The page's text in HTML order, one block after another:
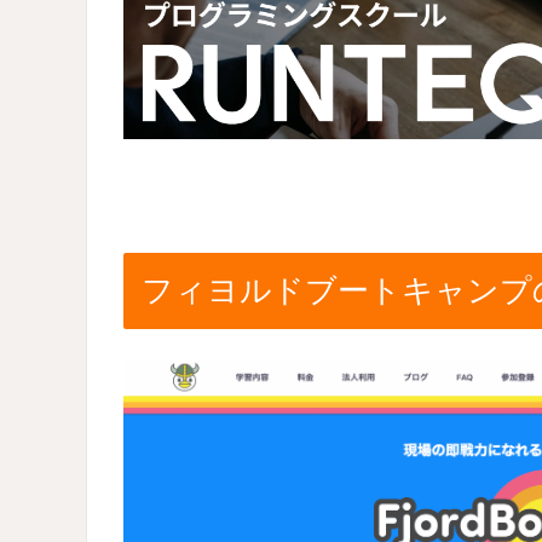
フィヨルドブートキャンプ